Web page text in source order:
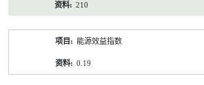
210
能源效益指数
0.19